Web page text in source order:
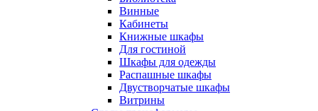
Винные
Кабинеты
Книжные шкафы
Для гостиной
Шкафы для одежды
Распашные шкафы
Двустворчатые шкафы
Витрины